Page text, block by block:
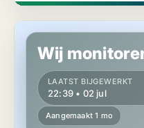
Bedrijfspand in
Wij
LAATST BIJGEWERKT
22:39 • 02 jul
Aangemaakt 1 mo